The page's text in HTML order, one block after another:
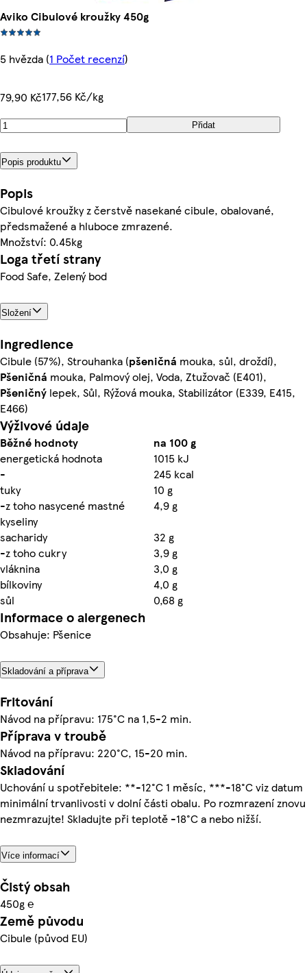
Aviko Cibulové kroužky 450g
5 hvězda (1 Počet recenzí)
79,90 Kč177,56 Kč/kg
Přidat
Popis produktu
Popis
Cibulové kroužky z čerstvě nasekané cibule, obalované,
předsmažené a hluboce zmrazené.
Množství: 0.45kg
Loga třetí strany
Food Safe, Zelený bod
Složení
Ingredience
Cibule (57%), Strouhanka (pšeničná mouka, sůl, droždí),
Pšeničná mouka, Palmový olej, Voda, Ztužovač (E401),
Pšeničný lepek, Sůl, Rýžová mouka, Stabilizátor (E339, E415,
E466)
Výživové údaje
Běžné hodnoty
na 100 g
energetická hodnota
1015 kJ
-
245 kcal
tuky
10 g
-z toho nasycené mastné
kyseliny
4,9 g
sacharidy
32 g
-z toho cukry
3,9 g
vláknina
3,0 g
bílkoviny
4,0 g
sůl
0,68 g
Informace o alergenech
Obsahuje: Pšenice
Skladování a příprava
Fritování
Návod na přípravu: 175°C na 1,5-2 min.
Příprava v troubě
Návod na přípravu: 220°C, 15-20 min.
Skladování
Uchování u spotřebitele: **-12°C 1 měsíc, ***-18°C viz datum
minimální trvanlivosti v dolní části obalu. Po rozmrazení znovu
nezmrazujte! Skladujte při teplotě -18°C a nebo nižší.
Více informací
Čistý obsah
450g ℮
Země původu
Cibule (původ EU)